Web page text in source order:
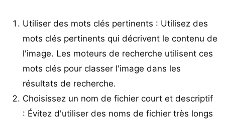
Utiliser des mots clés pertinents : Utilisez des
mots clés pertinents qui décrivent le contenu de
l'image. Les moteurs de recherche utilisent ces
mots clés pour classer l'image dans les
résultats de recherche.
Choisissez un nom de fichier court et descriptif
: Évitez d'utiliser des noms de fichier très longs